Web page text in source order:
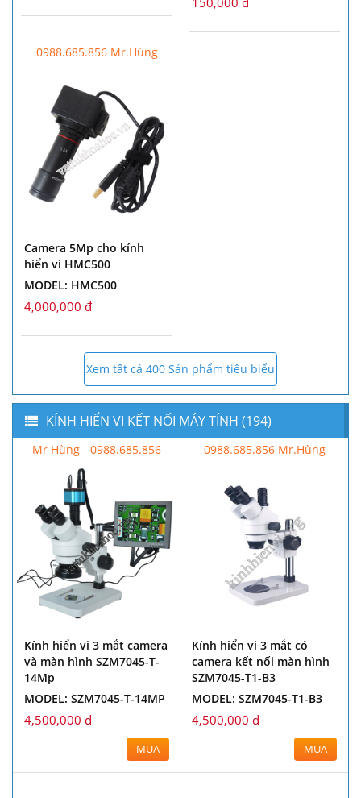
0988.685.856 Mr.Hùng
Camera 5Mp cho kính
hiển vi HMC500
MODEL: HMC500
4,000,000 đ
Xem tất cả 400 Sản phẩm tiêu biểu
KÍNH HIỂN VI KẾT NỐI MÁY TÍNH (194)
Mr Hùng - 0988.685.856
Camera kính hiển vi công
nghiệp HDMI HD 14MP
3.5X-90X! Kính hiển vi tiêu
cự tách 50/50
MODEL:
MUA
0988.685.856 Mr.Hùng
Kính hiển vi 3 mắt Axio
Lab.A1 Carl Zeiss
MODEL: LAB.A1 CARL
ZEISS
70,000,000 đ
MUA